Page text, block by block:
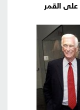
القمر